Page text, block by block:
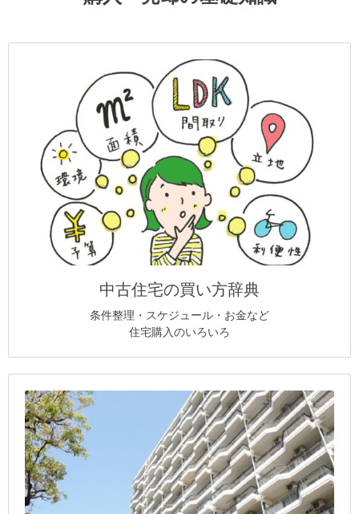
中古住宅の買い方辞典
条件整理・スケジュール・お金など
住宅購入のいろいろ